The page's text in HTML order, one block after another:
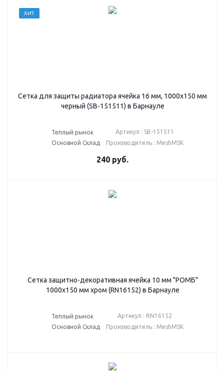
ХИТ
Сетка для защиты радиатора ячейка 16 мм, 1000х150 мм
черный (SB-151511) в Барнауле
Теплый рынок
Основной Склад
Артикул : SB-151511
Производитель : MeshMSK
240 руб.
Сетка защитно-декоративная ячейка 10 мм "РОМБ"
1000х150 мм хром (RN16152) в Барнауле
Теплый рынок
Основной Склад
Артикул : RN16152
Производитель : MeshMSK